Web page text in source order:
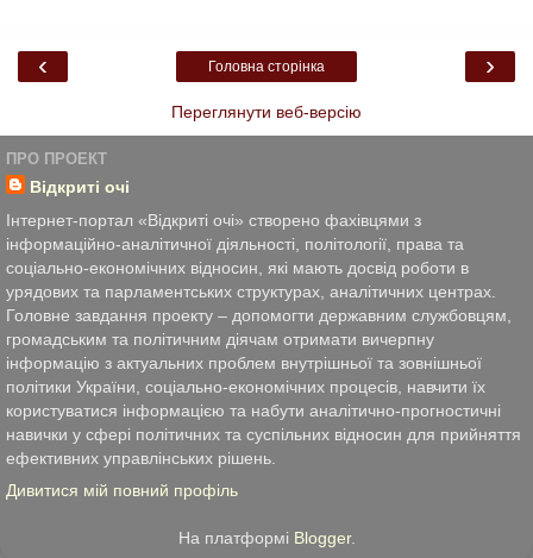
‹ ›
Головна сторінка
Переглянути веб-версію
ПРО ПРОЕКТ
Відкриті очі
Інтернет-портал «Відкриті очі» створено фахівцями з
інформаційно-аналітичної діяльності, політології, права та
соціально-економічних відносин, які мають досвід роботи в
урядових та парламентських структурах, аналітичних центрах.
Головне завдання проекту – допомогти державним службовцям,
громадським та політичним діячам отримати вичерпну
інформацію з актуальних проблем внутрішньої та зовнішньої
політики України, соціально-економічних процесів, навчити їх
користуватися інформацією та набути аналітично-прогностичні
навички у сфері політичних та суспільних відносин для прийняття
ефективних управлінських рішень.
Дивитися мій повний профіль
На платформі Blogger.